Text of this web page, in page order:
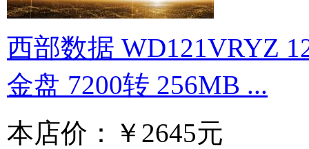
西部数据 WD121VRYZ
金盘 7200转 256MB ...
本店价：
￥2645元